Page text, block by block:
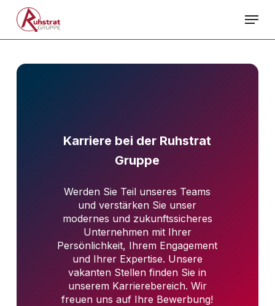
main
Menu
Karriere bei der Ruhstrat
Gruppe
Werden Sie Teil unseres Teams
und verstärken Sie unser
modernes und zukunftssicheres
Unternehmen mit Ihrer
Persönlichkeit, Ihrem Engagement
und Ihrer Expertise. Unsere
vakanten Stellen finden Sie in
unserem Karrierebereich. Wir
freuen uns auf Ihre Bewerbung!